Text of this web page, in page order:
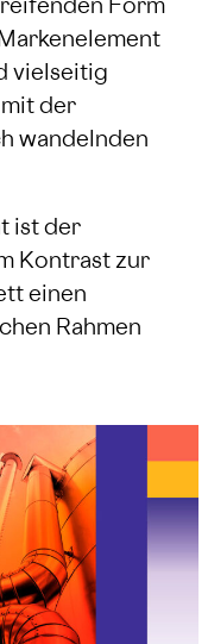
Form
vielseitig
der
wandelnden
ist der
Kontrast zur
einen
Rahmen